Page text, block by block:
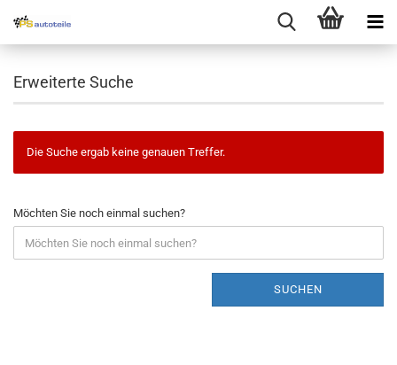
Erweiterte Suche
Die Suche ergab keine genauen Treffer.
Möchten Sie noch einmal suchen?
SUCHEN